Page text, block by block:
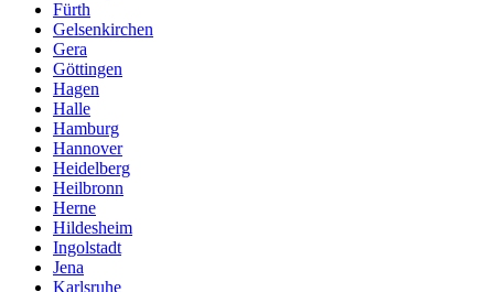
Fürth
Gelsenkirchen
Gera
Göttingen
Hagen
Halle
Hamburg
Hannover
Heidelberg
Heilbronn
Herne
Hildesheim
Ingolstadt
Jena
Karlsruhe